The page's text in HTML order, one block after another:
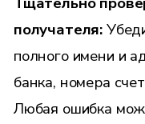
получателя:
полного имени и
банка, номера
Любая ошибка